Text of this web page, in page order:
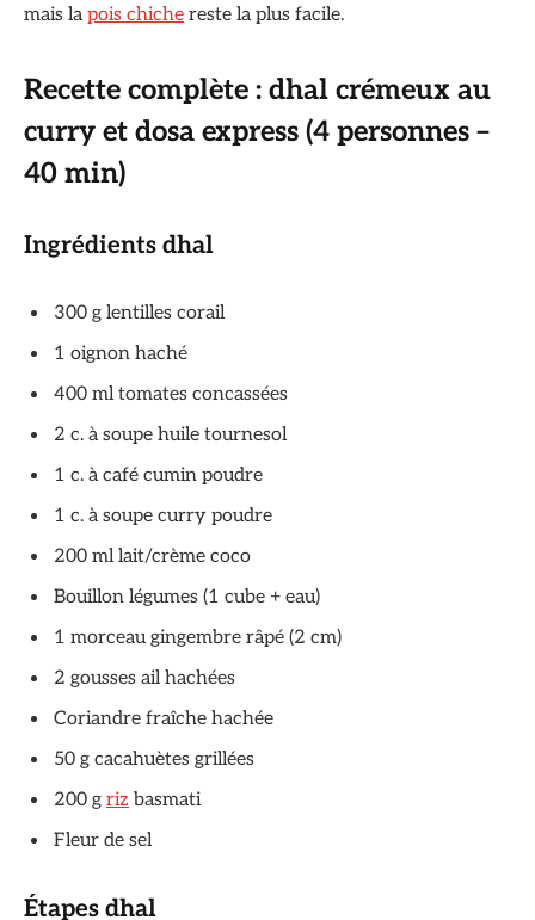
mais la pois chiche reste la plus facile.
Recette complète : dhal crémeux au
curry et dosa express (4 personnes –
40 min)
Ingrédients dhal
300 g lentilles corail
1 oignon haché
400 ml tomates concassées
2 c. à soupe huile tournesol
1 c. à café cumin poudre
1 c. à soupe curry poudre
200 ml lait/crème coco
Bouillon légumes (1 cube + eau)
1 morceau gingembre râpé (2 cm)
2 gousses ail hachées
Coriandre fraîche hachée
50 g cacahuètes grillées
200 g riz basmati
Fleur de sel
Étapes dhal